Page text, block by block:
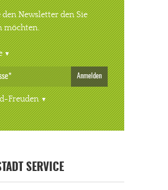
den Newsletter den Sie
möchten.
Anmelden
Freuden
SERVICE